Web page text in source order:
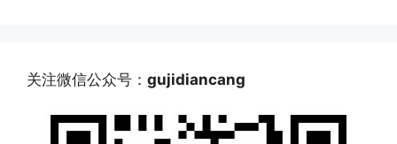
关注微信公众号： gujidiancang